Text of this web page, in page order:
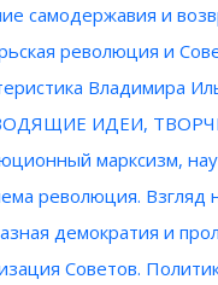
самодержавия и
революция и
Владимира
ИДЕИ,
марксизм,
революция. Взгляд
демократия и
Советов.